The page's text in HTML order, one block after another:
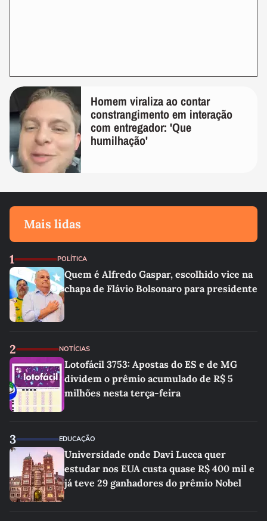
Homem viraliza ao contar
constrangimento em interação
com entregador: 'Que
humilhação'
Mais lidas
1 POLÍTICA
Quem é Alfredo Gaspar, escolhido vice na
chapa de Flávio Bolsonaro para presidente
2 NOTÍCIAS
Lotofácil 3753: Apostas do ES e de MG
dividem o prêmio acumulado de R$ 5
milhões nesta terça-feira
3 EDUCAÇÃO
Universidade onde Davi Lucca quer
estudar nos EUA custa quase R$ 400 mil e
já teve 29 ganhadores do prêmio Nobel